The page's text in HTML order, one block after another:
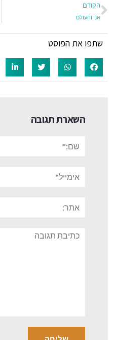
הקודם
אני והעולם
שתפו את הפוסט
השארת תגובה
תגובה